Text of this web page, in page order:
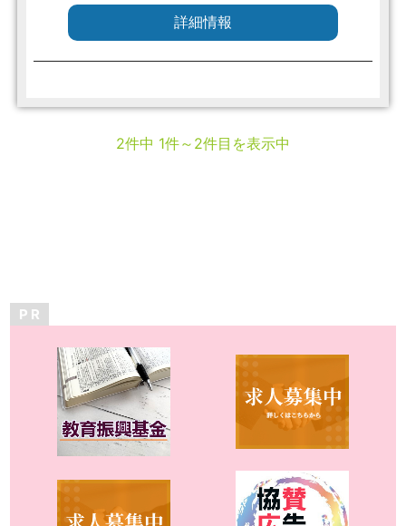
詳細情報
2件中 1件～2件目を表示中
P R